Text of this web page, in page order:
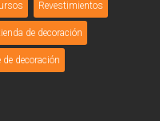
Revestimientos
de decoración
decoración